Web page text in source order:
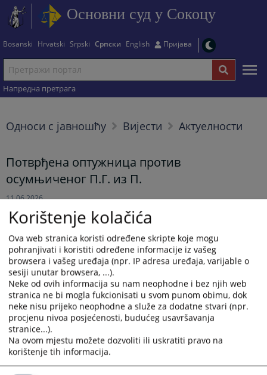
Основни суд у Сокоцу
Bosanski Hrvatski Srpski Српски English Пријава
Напредна претрага
Односи с јавношћу Вијести Актуелности
Потврђена оптужница против
осумњиченог П.Г. из П.
11.06.2026.
потврђена је оптужница Окружног јавног тужилаштва у
Источном Сарајеву од 26.5.2026.године, против осумњиченог
П.Г. из П., због основане сумње да је починио
кривично
Шумска крађа из члана 224а. став 1. Кривичног законика
Републике Српске.
Приказана вијест је на: Српски језик
65ПРЕГЛЕДА
Korištenje kolačića
Ova web stranica koristi određene skripte koje mogu
pohranjivati i koristiti određene informacije iz vašeg
browsera i vašeg uređaja (npr. IP adresa uređaja, varijable o
sesiji unutar browsera, ...).
Neke od ovih informacija su nam neophodne i bez njih web
stranica ne bi mogla fukcionisati u svom punom obimu, dok
neke nisu prijeko neophodne a služe za dodatne stvari (npr.
procjenu nivoa posjećenosti, budućeg usavršavanja
stranice...).
Na ovom mjestu možete dozvoliti ili uskratiti pravo na
korištenje tih informacija.